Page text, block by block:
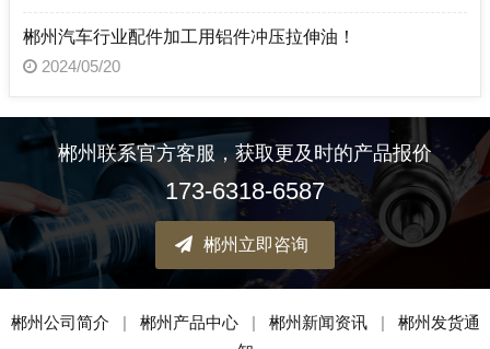
郴州汽车行业配件加工用铝件冲压拉伸油！
2024/05/20
郴州联系官方客服，获取更及时的产品报价
173-6318-6587
郴州立即咨询
郴州公司简介 | 郴州产品中心 | 郴州新闻资讯 |
郴州发货通